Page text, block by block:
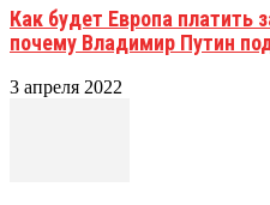
Как будет Европа платить
почему Владимир Путин
3 апреля 2022